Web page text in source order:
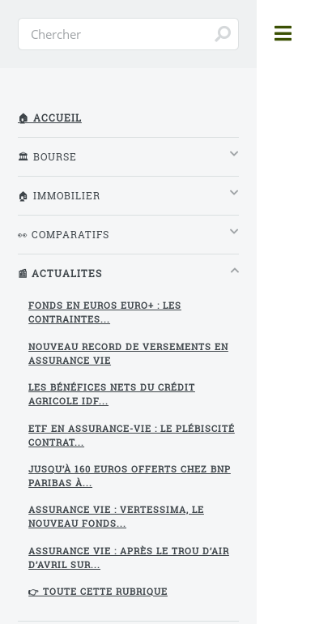
🏠 ACCUEIL
🏛️ BOURSE
🏠 IMMOBILIER
👀 COMPARATIFS
📰 ACTUALITES
FONDS EN EUROS EURO+ : LES
CONTRAINTES...
NOUVEAU RECORD DE VERSEMENTS EN
ASSURANCE VIE
LES BÉNÉFICES NETS DU CRÉDIT
AGRICOLE IDF...
ETF EN ASSURANCE-VIE : LE PLÉBISCITÉ
CONTRAT...
JUSQU’À 160 EUROS OFFERTS CHEZ BNP
PARIBAS À...
ASSURANCE VIE : VERTESSIMA, LE
NOUVEAU FONDS...
ASSURANCE VIE : APRÈS LE TROU D’AIR
D’AVRIL SUR...
👉 TOUTE CETTE RUBRIQUE